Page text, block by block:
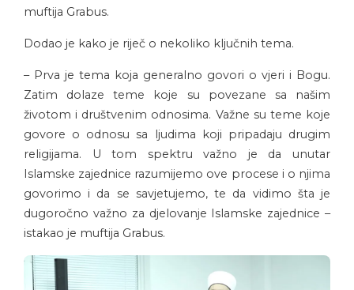
muftija Grabus.
Dodao je kako je riječ o nekoliko ključnih tema.
– Prva je tema koja generalno govori o vjeri i Bogu.
Zatim dolaze teme koje su povezane sa našim
životom i društvenim odnosima. Važne su teme koje
govore o odnosu sa ljudima koji pripadaju drugim
religijama. U tom spektru važno je da unutar
Islamske zajednice razumijemo ove procese i o njima
govorimo i da se savjetujemo, te da vidimo šta je
dugoročno važno za djelovanje Islamske zajednice –
istakao je muftija Grabus.